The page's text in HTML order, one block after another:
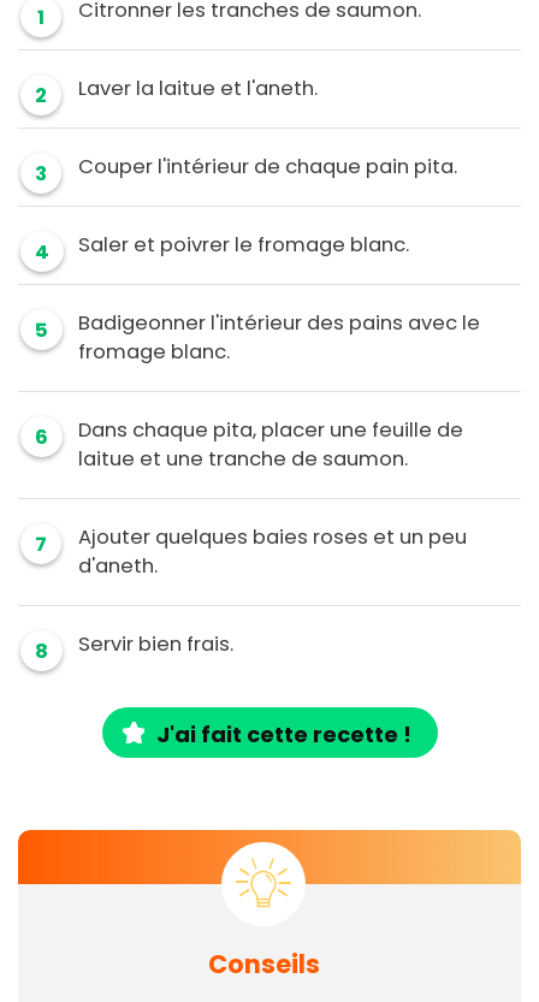
1 Citronner les tranches de saumon.
2 Laver la laitue et l'aneth.
3 Couper l'intérieur de chaque pain pita.
4 Saler et poivrer le fromage blanc.
5
Badigeonner l'intérieur des pains avec le
fromage blanc.
6
Dans chaque pita, placer une feuille de
laitue et une tranche de saumon.
7
Ajouter quelques baies roses et un peu
d'aneth.
8 Servir bien frais.
J'ai fait cette recette !
Conseils